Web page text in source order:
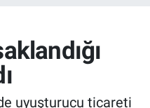
uyuşturucu ticareti